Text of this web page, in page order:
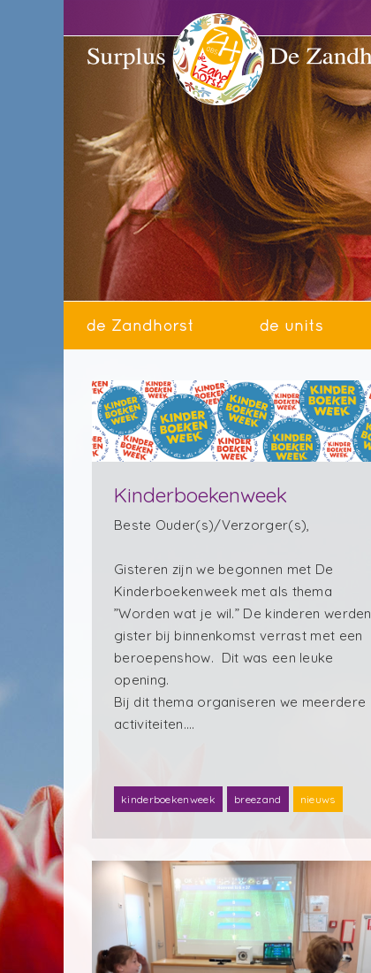
Kinderboekenweek
Beste Ouder(s)/Verzorger(s),
Gisteren zijn we begonnen met De
Kinderboekenweek met als thema
”Worden wat je wil.” De kinderen werden
gister bij binnenkomst verrast met een
beroepenshow. Dit was een leuke
opening.
Bij dit thema organiseren we meerdere
activiteiten.…
kinderboekenweek breezand nieuws